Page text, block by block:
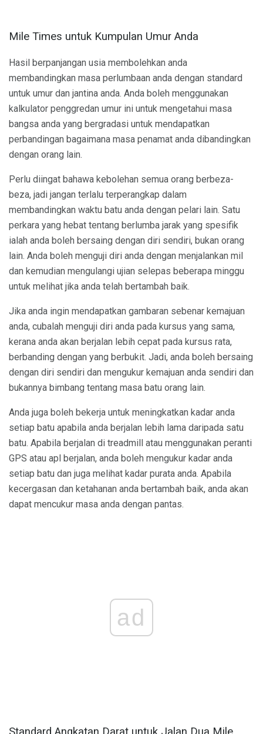
Mile Times untuk Kumpulan Umur Anda
Hasil berpanjangan usia membolehkan anda
membandingkan masa perlumbaan anda dengan standard
untuk umur dan jantina anda. Anda boleh menggunakan
kalkulator penggredan umur ini untuk mengetahui masa
bangsa anda yang bergradasi untuk mendapatkan
perbandingan bagaimana masa penamat anda dibandingkan
dengan orang lain.
Perlu diingat bahawa kebolehan semua orang berbeza-
beza, jadi jangan terlalu terperangkap dalam
membandingkan waktu batu anda dengan pelari lain. Satu
perkara yang hebat tentang berlumba jarak yang spesifik
ialah anda boleh bersaing dengan diri sendiri, bukan orang
lain. Anda boleh menguji diri anda dengan menjalankan mil
dan kemudian mengulangi ujian selepas beberapa minggu
untuk melihat jika anda telah bertambah baik.
Jika anda ingin mendapatkan gambaran sebenar kemajuan
anda, cubalah menguji diri anda pada kursus yang sama,
kerana anda akan berjalan lebih cepat pada kursus rata,
berbanding dengan yang berbukit. Jadi, anda boleh bersaing
dengan diri sendiri dan mengukur kemajuan anda sendiri dan
bukannya bimbang tentang masa batu orang lain.
Anda juga boleh bekerja untuk meningkatkan kadar anda
setiap batu apabila anda berjalan lebih lama daripada satu
batu. Apabila berjalan di treadmill atau menggunakan peranti
GPS atau apl berjalan, anda boleh mengukur kadar anda
setiap batu dan juga melihat kadar purata anda. Apabila
kecergasan dan ketahanan anda bertambah baik, anda akan
dapat mencukur masa anda dengan pantas.
ad